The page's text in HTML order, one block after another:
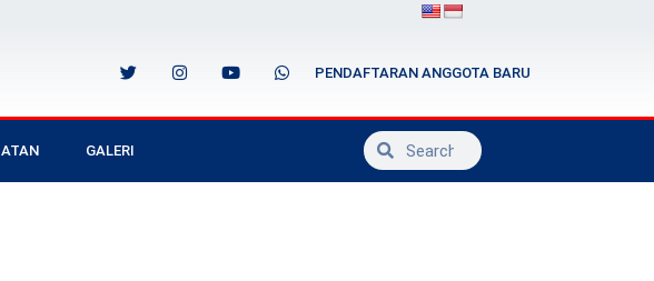
PENDAFTARAN ANGGOTA BARU
GALERI